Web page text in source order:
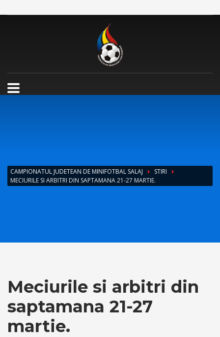
CAMPIONATUL JUDETEAN DE MINIFOTBAL SALAJ
STIRI
MECIURILE SI ARBITRI DIN SAPTAMANA 21-27 MARTIE.
Meciurile si arbitri din
saptamana 21-27
martie.